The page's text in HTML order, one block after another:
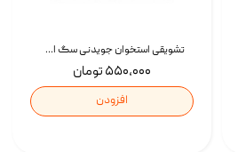
تشویقی استخوان جویدنی سگ اسنکی کرانچی با طعم مرغ Snacky Crunchy Munchy وزن 100 گرم
۵۵۰,۰۰۰ تومان
افزودن